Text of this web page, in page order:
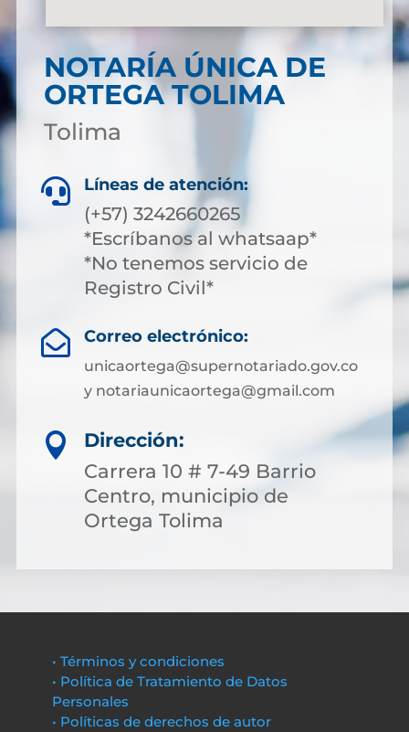
NOTARÍA ÚNICA DE
ORTEGA TOLIMA
Tolima
 Líneas de atención:
(+57) 3242660265
*Escríbanos al whatsaap*
*No tenemos servicio de
Registro Civil*
 Correo electrónico:
unicaortega@supernotariado.gov.co
y notariaunicaortega@gmail.com

Dirección:
Carrera 10 # 7-49 Barrio
Centro, municipio de
Ortega Tolima
• Términos y condiciones
• Política de Tratamiento de Datos
Personales
• Políticas de derechos de autor